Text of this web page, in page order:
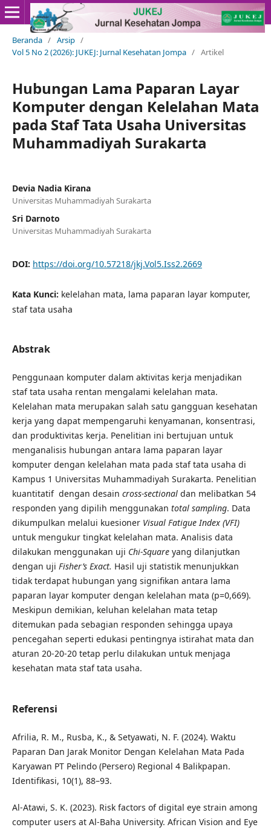
Beranda / Arsip /
Vol 5 No 2 (2026): JUKEJ: Jurnal Kesehatan Jompa / Artikel
Hubungan Lama Paparan Layar
Komputer dengan Kelelahan Mata
pada Staf Tata Usaha Universitas
Muhammadiyah Surakarta
Devia Nadia Kirana
Universitas Muhammadiyah Surakarta
Sri Darnoto
Universitas Muhammadiyah Surakarta
DOI: https://doi.org/10.57218/jkj.Vol5.Iss2.2669
Kata Kunci: kelelahan mata, lama paparan layar komputer,
staf tata usaha
Abstrak
Penggunaan komputer dalam aktivitas kerja menjadikan
staf tata usaha rentan mengalami kelelahan mata.
Kelelahan mata merupakan salah satu gangguan kesehatan
kerja yang dapat mempengaruhi kenyamanan, konsentrasi,
dan produktivitas kerja. Penelitian ini bertujuan untuk
menganalisis hubungan antara lama paparan layar
komputer dengan kelelahan mata pada staf tata usaha di
Kampus 1 Universitas Muhammadiyah Surakarta. Penelitian
kuantitatif dengan desain cross-sectionaldan melibatkan 54
responden yang dipilih menggunakan total sampling. Data
dikumpulkan melalui kuesioner Visual Fatigue Index (VFI)
untuk mengukur tingkat kelelahan mata. Analisis data
dilakukan menggunakan uji Chi-Square yang dilanjutkan
dengan uji Fisher’s Exact. Hasil uji statistik menunjukkan
tidak terdapat hubungan yang signifikan antara lama
paparan layar komputer dengan kelelahan mata (p=0,669).
Meskipun demikian, keluhan kelelahan mata tetap
ditemukan pada sebagian responden sehingga upaya
pencegahan seperti edukasi pentingnya istirahat mata dan
aturan 20-20-20 tetap perlu dilakukan untuk menjaga
kesehatan mata staf tata usaha.
Referensi
Afrilia, R. M., Rusba, K., & Setyawati, N. F. (2024). Waktu
Paparan Dan Jarak Monitor Dengan Kelelahan Mata Pada
Karyawan PT Pelindo (Persero) Regional 4 Balikpapan.
Identifikasi, 10(1), 88–93.
Al-Atawi, S. K. (2023). Risk factors of digital eye strain among
computer users at Al-Baha University. African Vision and Eye